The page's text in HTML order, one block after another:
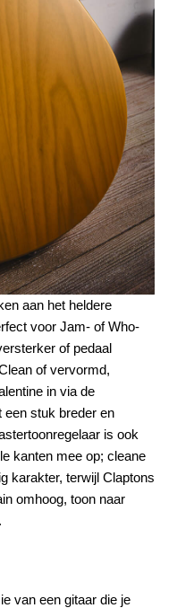
aan het heldere
voor Jam- of Who-
of pedaal
of vervormd,
in via de
een stuk breder en
is ook
kanten mee op; cleane
karakter, terwijl Claptons
omhoog, toon naar
van een gitaar die je